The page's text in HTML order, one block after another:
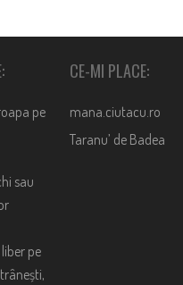
pe
sau
pe
CE-MI PLACE:
mana.ciutacu.ro
Taranu’ de Badea